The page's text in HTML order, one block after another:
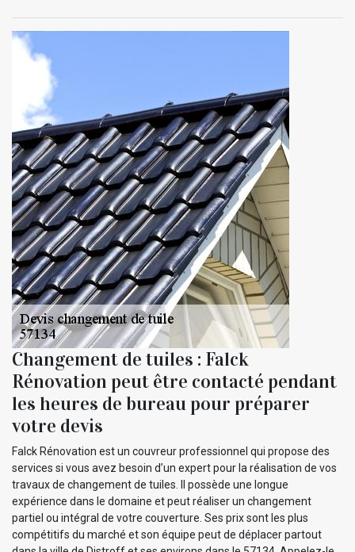
Changement de tuiles : Falck
Rénovation peut être contacté pendant
les heures de bureau pour préparer
votre devis
Falck Rénovation est un couvreur professionnel qui propose des
services si vous avez besoin d’un expert pour la réalisation de vos
travaux de changement de tuiles. Il possède une longue
expérience dans le domaine et peut réaliser un changement
partiel ou intégral de votre couverture. Ses prix sont les plus
compétitifs du marché et son équipe peut de déplacer partout